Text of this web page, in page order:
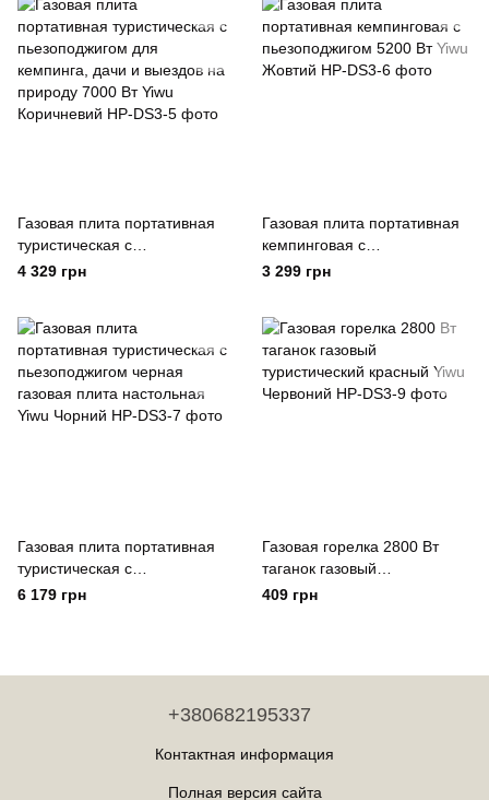
Газовая плита портативная
туристическая с
пьезоподжигом для
Коричневий
4 329 грн
Газовая плита портативная
кемпинговая с
пьезоподжигом 5200 Вт Yiwu
3 299 грн
Газовая плита портативная
туристическая с
пьезоподжигом черная
6 179 грн
Газовая горелка 2800 Вт
таганок газовый
туристический красный Yiwu
409 грн
+380682195337
Контактная информация
Полная версия сайта